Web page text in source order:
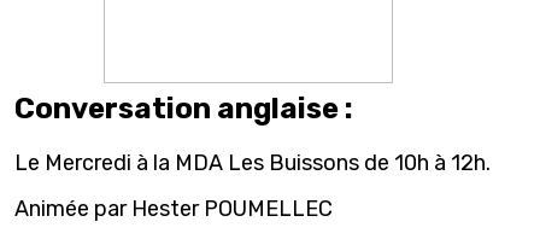
Conversation anglaise :
Le Mercredi à la MDA Les Buissons de 10h à 12h.
Animée par Hester POUMELLEC